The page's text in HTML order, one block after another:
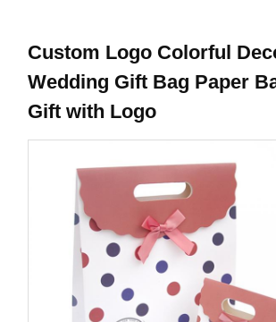
Custom Logo Colorful
Wedding Gift Bag Paper
Gift with Logo